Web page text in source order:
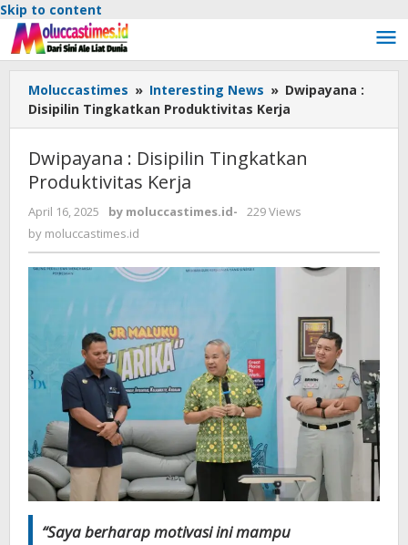
Skip to content
Moluccastimes » Interesting News » Dwipayana :
Disipilin Tingkatkan Produktivitas Kerja
Dwipayana : Disipilin Tingkatkan
Produktivitas Kerja
April 16, 2025 by moluccastimes.id-
229 Views
by moluccastimes.id
“Saya berharap motivasi ini mampu